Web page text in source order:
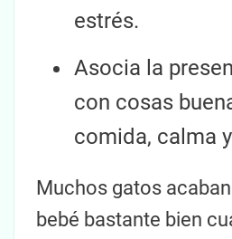
estrés.
Asocia la
con cosas
comida, calma
Muchos gatos
bebé bastante bien